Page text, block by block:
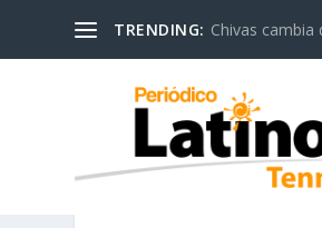
TRENDING: Chivas